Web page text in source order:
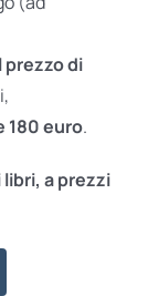
prezzo di
180 euro.
a prezzi